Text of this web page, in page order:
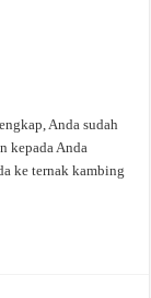
Anda sudah
kepada Anda
ke ternak kambing